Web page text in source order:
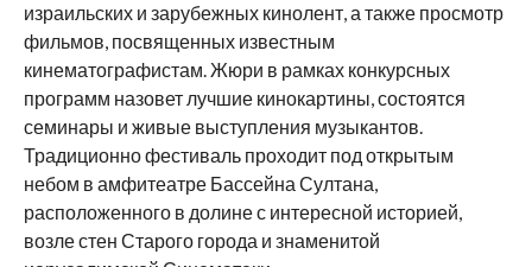
израильских и зарубежных кинолент, а также просмотр
фильмов, посвященных известным
кинематографистам. Жюри в рамках конкурсных
программ назовет лучшие кинокартины, состоятся
семинары и живые выступления музыкантов.
Традиционно фестиваль проходит под открытым
небом в амфитеатре Бассейна Султана,
расположенного в долине с интересной историей,
возле стен Старого города и знаменитой